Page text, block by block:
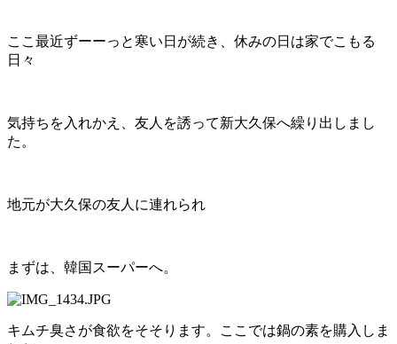
ここ最近ずーーっと寒い日が続き、休みの日は家でこもる
日々
気持ちを入れかえ、友人を誘って新大久保へ繰り出しまし
た。
地元が大久保の友人に連れられ
まずは、韓国スーパーへ。
キムチ臭さが食欲をそそります。ここでは鍋の素を購入しま